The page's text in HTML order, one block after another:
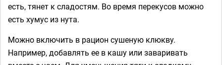
есть, тянет к сладостям. Во время перекусов можно
есть хумус из нута.
Можно включить в рацион сушеную клюкву.
Например, добавлять ее в кашу или заваривать